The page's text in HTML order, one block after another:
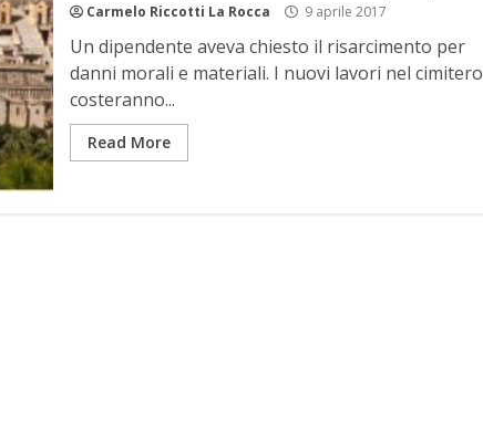
Carmelo Riccotti La Rocca 9 aprile 2017
Un dipendente aveva chiesto il risarcimento per
danni morali e materiali. I nuovi lavori nel cimitero
costeranno...
Read More